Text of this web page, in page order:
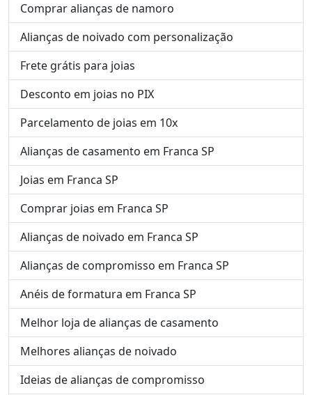
Comprar alianças de namoro
Alianças de noivado com personalização
Frete grátis para joias
Desconto em joias no PIX
Parcelamento de joias em 10x
Alianças de casamento em Franca SP
Joias em Franca SP
Comprar joias em Franca SP
Alianças de noivado em Franca SP
Alianças de compromisso em Franca SP
Anéis de formatura em Franca SP
Melhor loja de alianças de casamento
Melhores alianças de noivado
Ideias de alianças de compromisso